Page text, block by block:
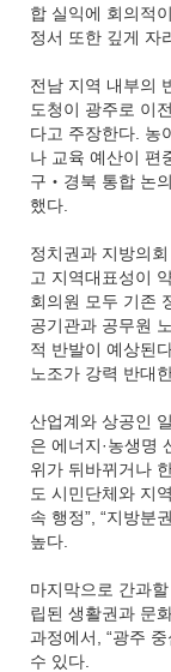
합 실익에 회의적
정서 또한 깊게 자
전남 지역 내부의
도청이 광주로 이
다고 주장한다. 농
나 교육 예산이 편
구‧경북 통합 논
했다.
정치권과 지방의
고 지역대표성이
회의원 모두 기존
공기관과 공무원
적 반발이 예상된
노조가 강력 반대
산업계와 상공인
은 에너지·농생명
위가 뒤바뀌거나
도 시민단체와 지
속 행정”, “지방분
높다.
마지막으로 간과
립된 생활권과 문
과정에서, “광주
수 있다.